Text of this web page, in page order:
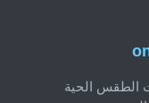
الطقس الحية